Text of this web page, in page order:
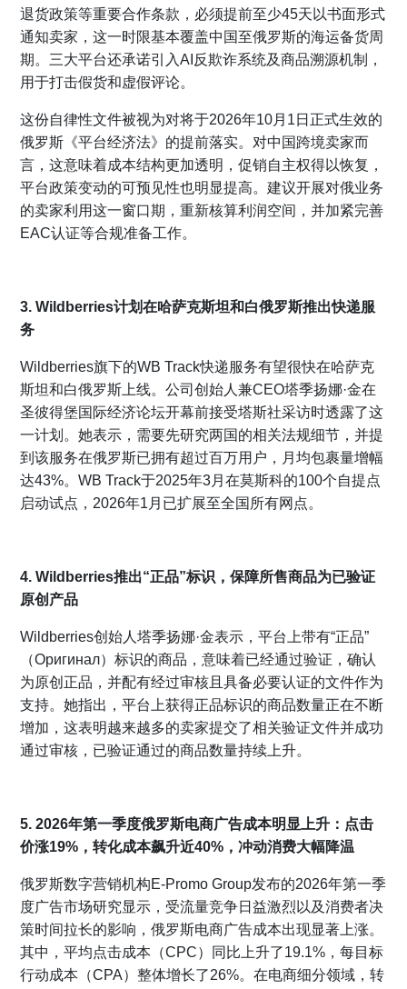
退货政策等重要合作条款，必须提前至少45天以书面形式
通知卖家，这一时限基本覆盖中国至俄罗斯的海运备货周
期。三大平台还承诺引入AI反欺诈系统及商品溯源机制，
用于打击假货和虚假评论。
这份自律性文件被视为对将于2026年10月1日正式生效的
俄罗斯《平台经济法》的提前落实。对中国跨境卖家而
言，这意味着成本结构更加透明，促销自主权得以恢复，
平台政策变动的可预见性也明显提高。建议开展对俄业务
的卖家利用这一窗口期，重新核算利润空间，并加紧完善
EAC认证等合规准备工作。
3. Wildberries计划在哈萨克斯坦和白俄罗斯推出快递服
务
Wildberries旗下的WB Track快递服务有望很快在哈萨克
斯坦和白俄罗斯上线。公司创始人兼CEO塔季扬娜·金在
圣彼得堡国际经济论坛开幕前接受塔斯社采访时透露了这
一计划。她表示，需要先研究两国的相关法规细节，并提
到该服务在俄罗斯已拥有超过百万用户，月均包裹量增幅
达43%。WB Track于2025年3月在莫斯科的100个自提点
启动试点，2026年1月已扩展至全国所有网点。
4. Wildberries推出“正品”标识，保障所售商品为已验证
原创产品
Wildberries创始人塔季扬娜·金表示，平台上带有“正品”
（Оригинал）标识的商品，意味着已经通过验证，确认
为原创正品，并配有经过审核且具备必要认证的文件作为
支持。她指出，平台上获得正品标识的商品数量正在不断
增加，这表明越来越多的卖家提交了相关验证文件并成功
通过审核，已验证通过的商品数量持续上升。
5. 2026年第一季度俄罗斯电商广告成本明显上升：点击
价涨19%，转化成本飙升近40%，冲动消费大幅降温
俄罗斯数字营销机构E-Promo Group发布的2026年第一季
度广告市场研究显示，受流量竞争日益激烈以及消费者决
策时间拉长的影响，俄罗斯电商广告成本出现显著上涨。
其中，平均点击成本（CPC）同比上升了19.1%，每目标
行动成本（CPA）整体增长了26%。在电商细分领域，转